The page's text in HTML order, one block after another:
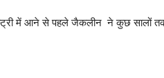
में आने से पहले जैकलीन ने कुछ सालों तक